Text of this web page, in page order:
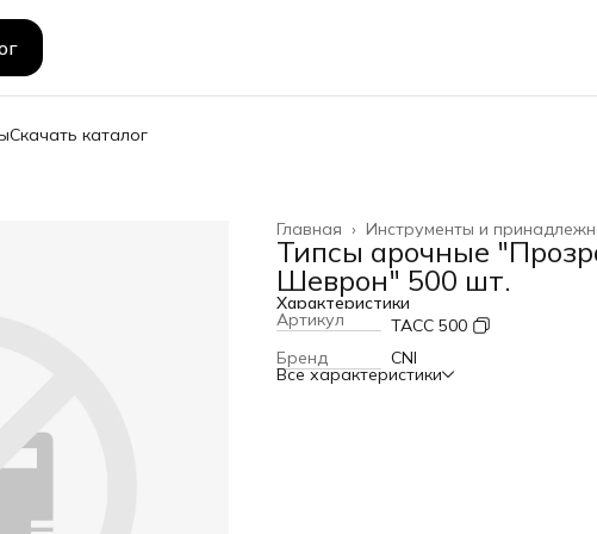
Скачать каталог
Инструменты и
Главная ›
Типсы арочные
Шеврон" 500 шт.
Характеристики
Артикул
TACC 500
Бренд
CNI
Все характеристики